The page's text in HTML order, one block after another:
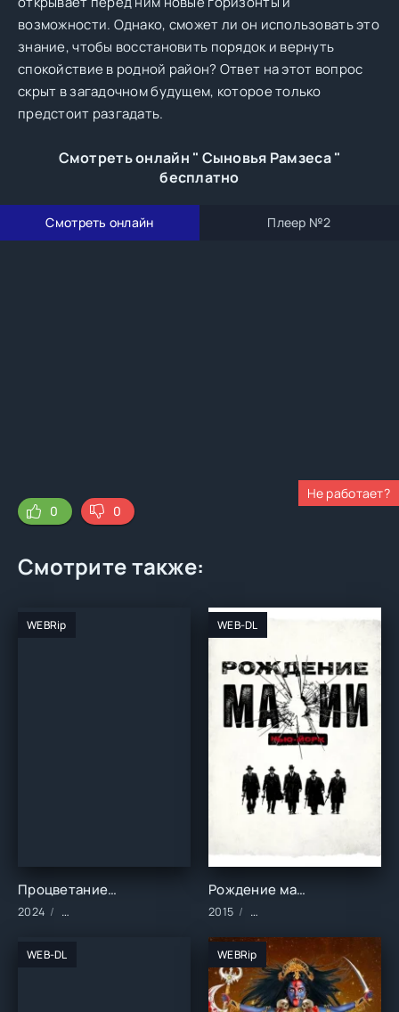
возможности. Однако, сможет ли он использовать это
знание, чтобы восстановить порядок и вернуть
спокойствие в родной район? Ответ на этот вопрос
скрыт в загадочном будущем, которое только
предстоит разгадать.
Смотреть онлайн " Сыновья Рамзеса "
бесплатно
Смотреть онлайн Плеер №2
Не работает?
0
0
Смотрите также:
WEBRip
Процветание (2024)
2024 Сериалы/2024 год/Зарубежные/Драма
WEB-DL
Рождение мафии: Нью-Йорк (2015)
2015 Сериалы/Зарубежные/
WEB-DL WEBRip